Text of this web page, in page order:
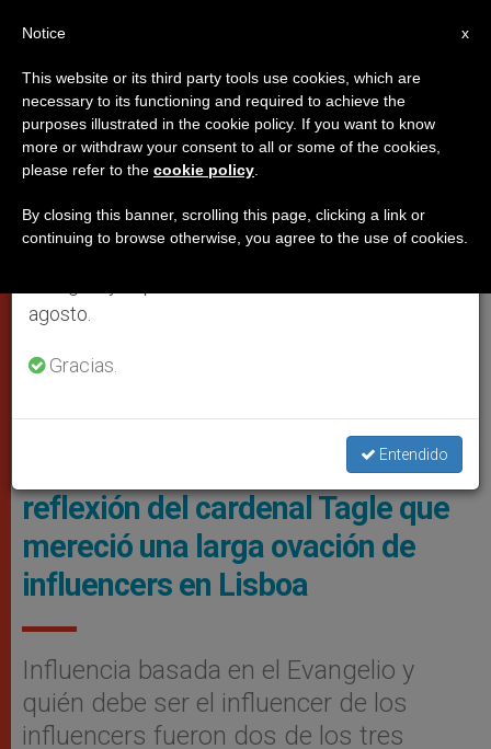
DICASTERIOS,JÓVENES
Cardenal Luis Antonio Tagle. Foto: JMJ
“Ser influencers”: la gran
reflexión del cardenal Tagle que
mereció una larga ovación de
influencers en Lisboa
Influencia basada en el Evangelio y
quién debe ser el influencer de los
influencers fueron dos de los tres
×
Aviso importante
Del 27 de julio al 7 de agosto haremos la pausa
anual, aprovechando que en el periodo de verano
se generan menos informaciones y también el
agosto.
Gracias.
Entendido
x
Notice
This website or its third party tools use cookies, which are
necessary to its functioning and required to achieve the
purposes illustrated in the cookie policy. If you want to know
more or withdraw your consent to all or some of the cookies,
please refer to the cookie policy
By closing this banner, scrolling this page, clicking a link or
continuing to browse otherwise, you agree to the use of cookies.